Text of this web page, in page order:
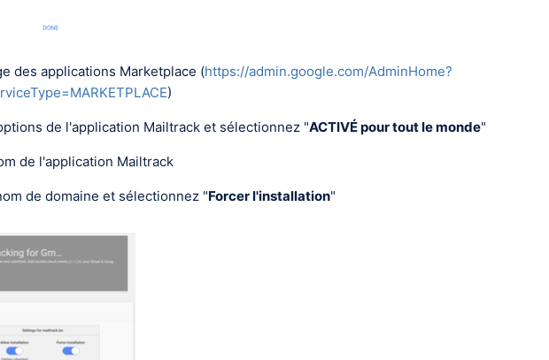
des applications Marketplace (https://admin.google.com/AdminHome?
)
de l'application Mailtrack et sélectionnez "ACTIVÉ pour tout le monde"
de l'application Mailtrack
de domaine et sélectionnez "Forcer l'installation"